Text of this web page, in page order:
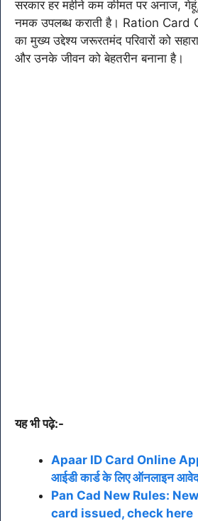
सरकार हर महीने कम कीमत पर अनाज,
नमक उपलब्ध कराती है। Ration
का मुख्य उद्देश्य जरूरतमंद परिवारों को
और उनके जीवन को बेहतरीन बनाना है।
यह भी पढ़े:-
Apaar ID Card Online
आईडी कार्ड के लिए ऑनलाइन
Pan Cad New Rules:
card issued, check here